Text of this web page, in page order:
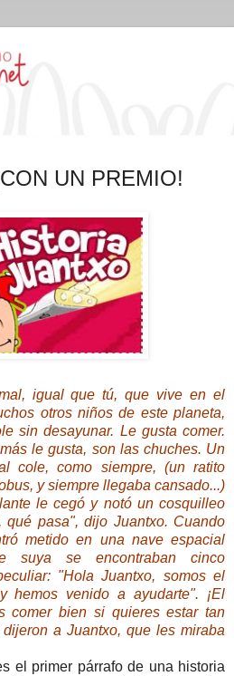
UN PREMIO!
igual que tú, que vive en el
otros niños de este planeta,
sin desayunar. Le gusta comer.
le gusta, son las chuches. Un
cole, como siempre, (un ratito
y siempre llegaba cansado...)
le cegó y notó un cosquilleo
qué pasa", dijo Juantxo. Cuando
metido en una nave espacial
suya se encontraban cinco
"Hola Juantxo, somos el
hemos venido a ayudarte". ¡El
comer bien si quieres estar tan
a Juantxo, que les miraba
el primer párrafo de una historia